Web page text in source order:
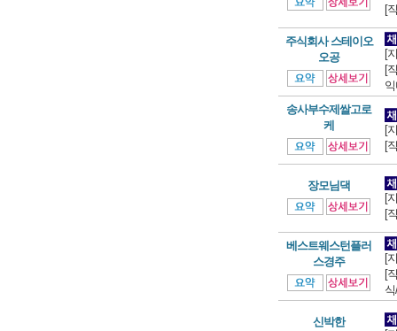
[
주식회사 스테이오
오공
[
[
송사부수제쌀고로
케
[
[
장모님댁
[
[
베스트웨스턴플러
스경주
[
[
신박한